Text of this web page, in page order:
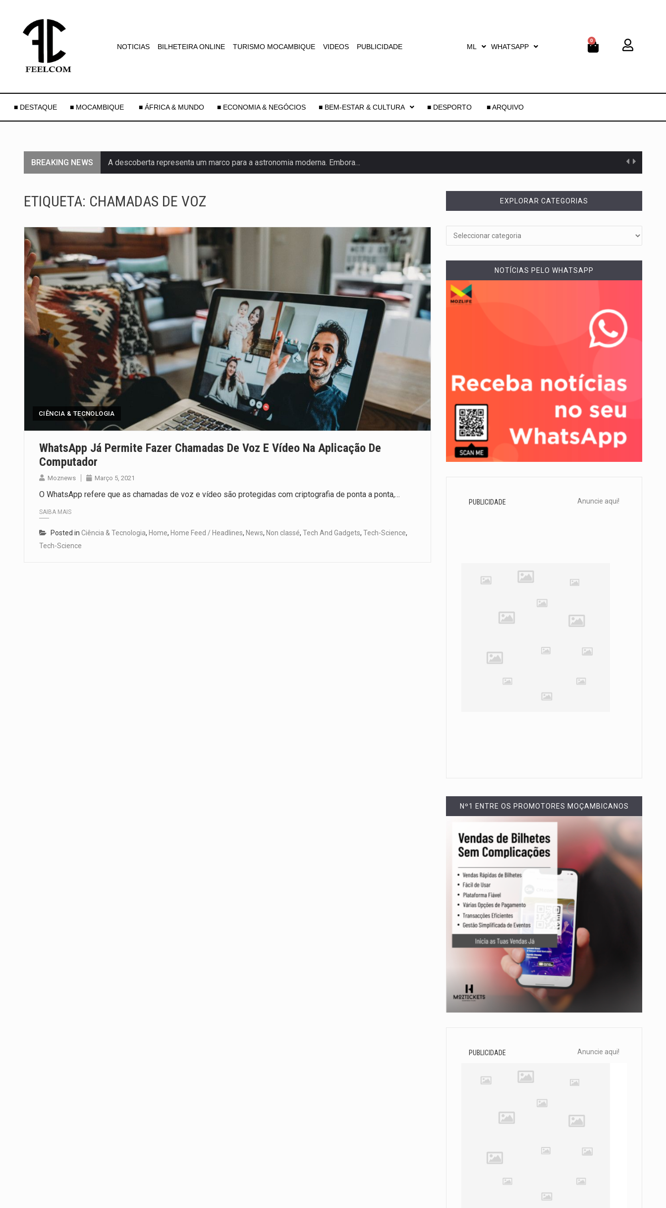
NOTICIAS BILHETEIRA ONLINE TURISMO MOCAMBIQUE VIDEOS PUBLICIDADE ML WHATSAPP
0
■ DESTAQUE ■ MOCAMBIQUE ■ ÁFRICA & MUNDO ■ ECONOMIA & NEGÓCIOS ■ BEM-ESTAR & CULTURA ■ DESPORTO ■ ARQUIVO
BREAKING NEWS A descoberta representa um marco para a astronomia moderna. Embora…
De acordo com as autoridades de saúde da Faixa de…
Um dos casos mais graves envolveu a residência de Sam…
A cidade de Bunia, capital da província de Ituri, tornou-se…
O pagamento marca o desfecho de um dos processos mais…
O programa, cuja implementação está prevista entre abril de 2026…
A nova legislação estabelece um prazo de 180 dias para…
O Departamento de Estado norte-americano confirmou que cidadãos dos Estados…
A final coloca frente a frente duas equipas que chegaram…
ETIQUETA: CHAMADAS DE VOZ
CIÊNCIA & TECNOLOGIA
WhatsApp Já Permite Fazer Chamadas De Voz E Vídeo Na Aplicação De
Computador
Moznews Março 5, 2021
O WhatsApp refere que as chamadas de voz e vídeo são protegidas com criptografia de ponta a ponta,…
SAIBA MAIS
Posted in Ciência & Tecnologia, Home, Home Feed / Headlines, News, Non classé, Tech And Gadgets, Tech-Science,
Tech-Science
EXPLORAR CATEGORIAS
NOTÍCIAS PELO WHATSAPP
PUBLICIDADE Anuncie aqui!
Nº1 ENTRE OS PROMOTORES MOÇAMBICANOS
PUBLICIDADE Anuncie aqui!